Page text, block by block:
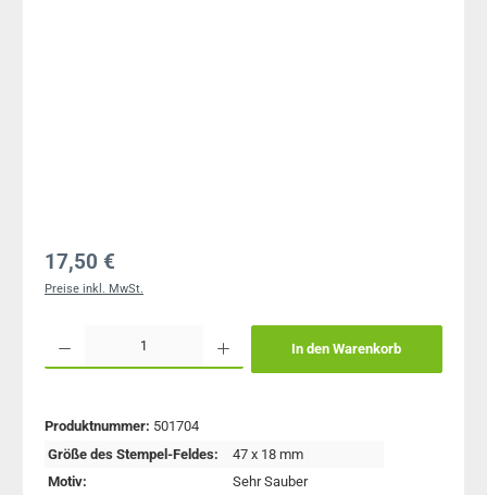
Regulärer Preis:
17,50 €
Preise inkl. MwSt.
In den Warenkorb
Produktnummer: 501704
Größe des Stempel-Feldes:
47 x 18 mm
Motiv:
Sehr Sauber